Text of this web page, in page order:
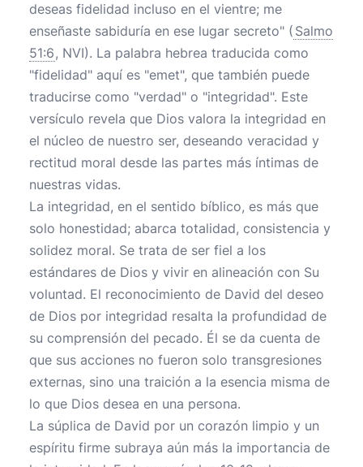
deseas fidelidad incluso en el vientre; me
enseñaste sabiduría en ese lugar secreto" ( Salmo
51:6, NVI). La palabra hebrea traducida como
"fidelidad" aquí es "emet", que también puede
traducirse como "verdad" o "integridad". Este
versículo revela que Dios valora la integridad en
el núcleo de nuestro ser, deseando veracidad y
rectitud moral desde las partes más íntimas de
nuestras vidas.
La integridad, en el sentido bíblico, es más que
solo honestidad; abarca totalidad, consistencia y
solidez moral. Se trata de ser fiel a los
estándares de Dios y vivir en alineación con Su
voluntad. El reconocimiento de David del deseo
de Dios por integridad resalta la profundidad de
su comprensión del pecado. Él se da cuenta de
que sus acciones no fueron solo transgresiones
externas, sino una traición a la esencia misma de
lo que Dios desea en una persona.
La súplica de David por un corazón limpio y un
espíritu firme subraya aún más la importancia de